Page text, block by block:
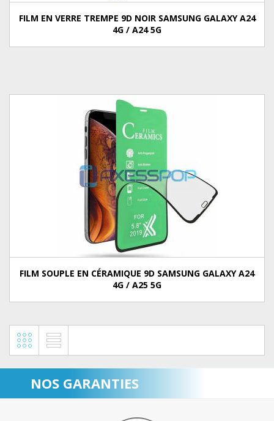
FILM EN VERRE TREMPE 9D NOIR SAMSUNG GALAXY A24
4G / A24 5G
FILM SOUPLE EN CÉRAMIQUE 9D SAMSUNG GALAXY A24
4G / A25 5G
NOS GARANTIES